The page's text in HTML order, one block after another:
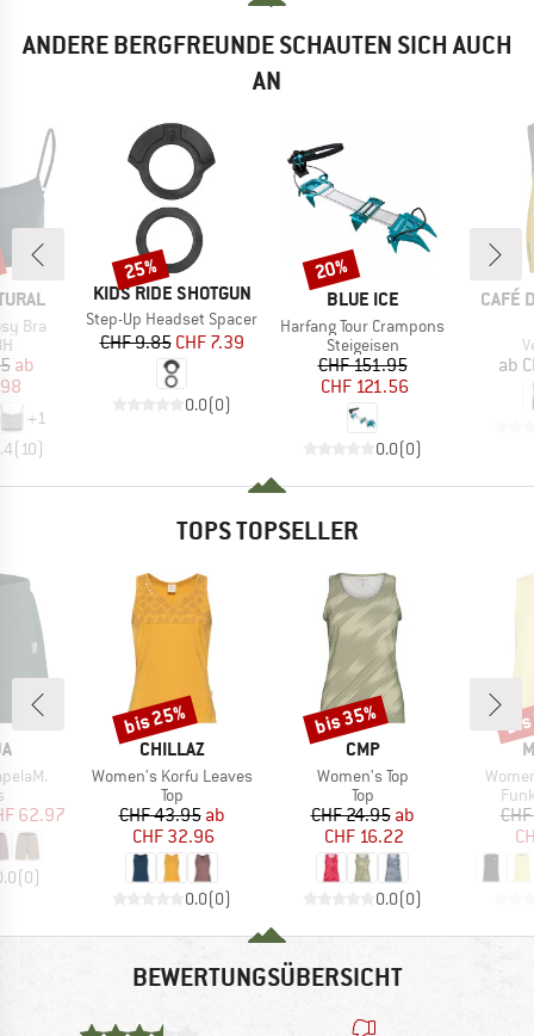
ANDERE BERGFREUNDE SCHAUTEN SICH AUCH
AN
Bra
Preis
ab
+1
(10)
MARKE
KIDS RIDE SHOTGUN
Artikel
Step-Up Headset Spacer
Preis
CHF 9.85reduzierter Preis
CHF 7.39
0.0(0)
Rabatt
25%
MARKE
BLUE ICE
Artikel
Harfang Tour Crampons
Produktgruppe
Steigeisen
Preis
CHF 151.95reduzierter Preis
CHF 121.56
0.0(0)
Rabatt
20%
MARKE
CAFÉ
ab
TOPS TOPSELLER
Preis
62.97
(0)
MARKE
CHILLAZ
Artikel
Women's Korfu Leaves
Produktgruppe
Top
Preis
CHF 43.95reduzierter Preis
ab
CHF 32.96
0.0(0)
Rabatt
bis 25%
MARKE
CMP
Artikel
Women's Top
Produktgruppe
Top
Preis
CHF 24.95reduzierter Preis
ab
CHF 16.22
0.0(0)
Rabatt
bis 35%
Artikel
BEWERTUNGSÜBERSICHT